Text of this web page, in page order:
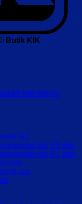
Butik KIK
Keller/Merko
kul.
kul 4/5 delt
kul 6/7 delt
alu.